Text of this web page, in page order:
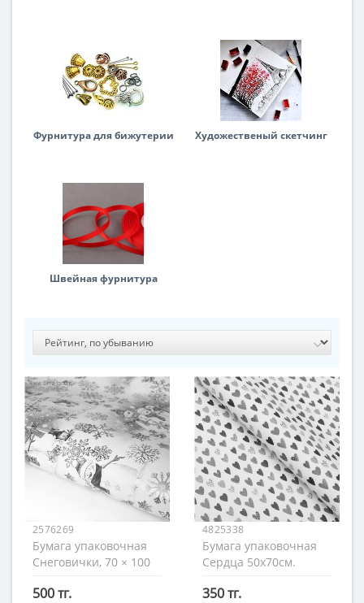
Фурнитура для бижутерии Художественый скетчинг
Швейная фурнитура
2576269
Бумага упаковочная
Снеговички, 70 × 100
500 тг.
4825338
Бумага упаковочная
Сердца 50х70см.
350 тг.